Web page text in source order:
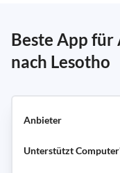
Beste App für
nach Lesotho